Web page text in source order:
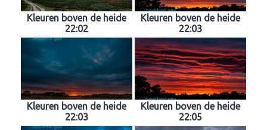
Kleuren boven de heide
22:02
Kleuren boven de heide
22:03
Kleuren boven de heide
22:03
Kleuren boven de heide
22:05